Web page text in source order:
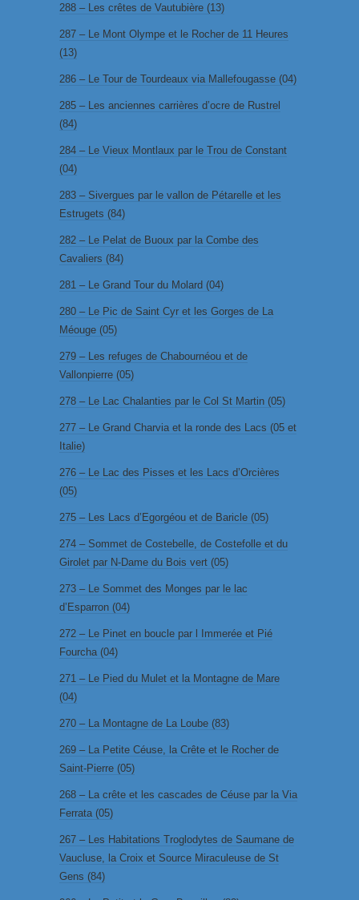
288 – Les crêtes de Vautubière (13)
287 – Le Mont Olympe et le Rocher de 11 Heures
(13)
286 – Le Tour de Tourdeaux via Mallefougasse (04)
285 – Les anciennes carrières d’ocre de Rustrel
(84)
284 – Le Vieux Montlaux par le Trou de Constant
(04)
283 – Sivergues par le vallon de Pétarelle et les
Estrugets (84)
282 – Le Pelat de Buoux par la Combe des
Cavaliers (84)
281 – Le Grand Tour du Molard (04)
280 – Le Pic de Saint Cyr et les Gorges de La
Méouge (05)
279 – Les refuges de Chabournéou et de
Vallonpierre (05)
278 – Le Lac Chalanties par le Col St Martin (05)
277 – Le Grand Charvia et la ronde des Lacs (05 et
Italie)
276 – Le Lac des Pisses et les Lacs d’Orcières
(05)
275 – Les Lacs d’Egorgéou et de Baricle (05)
274 – Sommet de Costebelle, de Costefolle et du
Girolet par N-Dame du Bois vert (05)
273 – Le Sommet des Monges par le lac
d’Esparron (04)
272 – Le Pinet en boucle par l Immerée et Pié
Fourcha (04)
271 – Le Pied du Mulet et la Montagne de Mare
(04)
270 – La Montagne de La Loube (83)
269 – La Petite Céuse, la Crête et le Rocher de
Saint-Pierre (05)
268 – La crête et les cascades de Céuse par la Via
Ferrata (05)
267 – Les Habitations Troglodytes de Saumane de
Vaucluse, la Croix et Source Miraculeuse de St
Gens (84)